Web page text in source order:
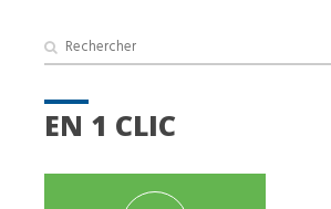
EN 1 CLIC